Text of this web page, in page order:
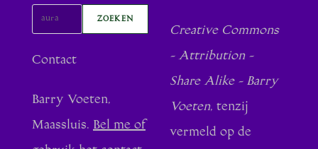
ZOEKEN
Contact
Barry Voeten,
Maassluis. Bel me of
Creative Commons
- Attribution -
Share Alike - Barry
Voeten, tenzij
vermeld op de